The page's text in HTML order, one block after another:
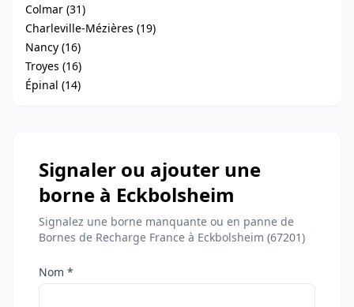
Colmar (31)
Charleville-Mézières (19)
Nancy (16)
Troyes (16)
Épinal (14)
Signaler ou ajouter une
borne à Eckbolsheim
Signalez une borne manquante ou en panne de
Bornes de Recharge France à Eckbolsheim (67201)
Nom *